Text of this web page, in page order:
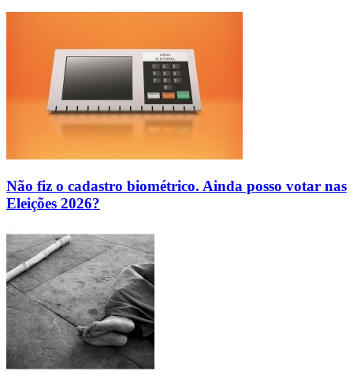
Não fiz o cadastro biométrico. Ainda posso votar nas
Eleições 2026?